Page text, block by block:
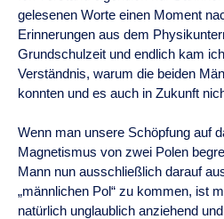
gelesenen Worte einen Moment
Erinnerungen aus dem
Grundschulzeit und endlich kam
Verständnis, warum die beiden
konnten und es auch in Zukunft
Wenn man unsere Schöpfung auf
Magnetismus von zwei Polen
Mann nun ausschließlich darauf
„männlichen Pol“ zu kommen, ist
natürlich unglaublich anziehend